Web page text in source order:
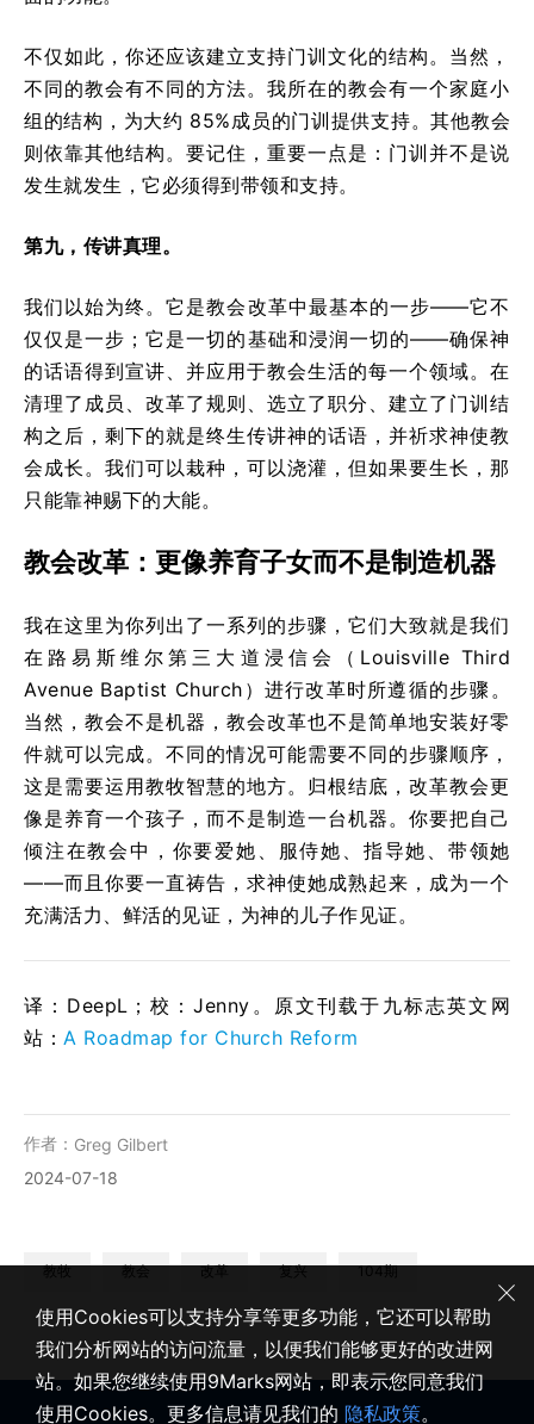
不仅如此，你还应该建立支持门训文化的结构。当然，
不同的教会有不同的方法。我所在的教会有一个家庭小
组的结构，为大约 85%成员的门训提供支持。其他教会
则依靠其他结构。要记住，重要一点是：门训并不是说
发生就发生，它必须得到带领和支持。
第九，传讲真理。
我们以始为终。它是教会改革中最基本的一步——它不
仅仅是一步；它是一切的基础和浸润一切的——确保神
的话语得到宣讲、并应用于教会生活的每一个领域。在
清理了成员、改革了规则、选立了职分、建立了门训结
构之后，剩下的就是终生传讲神的话语，并祈求神使教
会成长。我们可以栽种，可以浇灌，但如果要生长，那
只能靠神赐下的大能。
教会改革：更像养育子女而不是制造机器
我在这里为你列出了一系列的步骤，它们大致就是我们
在路易斯维尔第三大道浸信会（Louisville Third
Avenue Baptist Church）进行改革时所遵循的步骤。
当然，教会不是机器，教会改革也不是简单地安装好零
件就可以完成。不同的情况可能需要不同的步骤顺序，
这是需要运用教牧智慧的地方。归根结底，改革教会更
像是养育一个孩子，而不是制造一台机器。你要把自己
倾注在教会中，你要爱她、服侍她、指导她、带领她
——而且你要一直祷告，求神使她成熟起来，成为一个
充满活力、鲜活的见证，为神的儿子作见证。
译：DeepL；校：Jenny。原文刊载于九标志英文网
站： A Roadmap for Church Reform
作者： Greg Gilbert
2024-07-18
教牧 教会 改革 复兴 104期
使用Cookies可以支持分享等更多功能，它还可以帮助
我们分析网站的访问流量，以便我们能够更好的改进网
站。如果您继续使用9Marks网站，即表示您同意我们
使用Cookies。更多信息请见我们的 隐私政策。